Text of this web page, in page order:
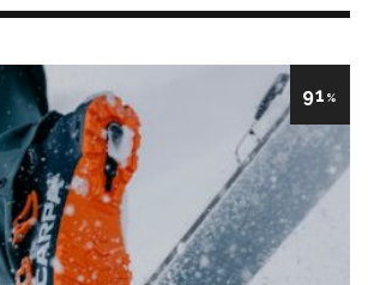
91 %